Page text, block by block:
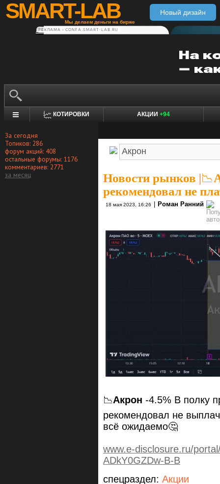
SMART-LAB
Мы делаем деньги на бирже
Новый дизайн
РЕКЛАМА • CONFA.SMART-LAB.RU
КОТИРОВКИ АКЦИИ +94
За сегодня
Топиков: 286
форум акций: 408
остальные форумы: 1176
комментариев: 2771
за месяц
Новости рынков |
рекомендовал не
18 мая 2023, 16:26 Роман Ранний
📉Акрон -4.5% В полку
рекомендовал не
всё ожидаемо🤔
www.e-disclosure.ru/
ADkY0GZDw-B-B
спецраздел: Акции